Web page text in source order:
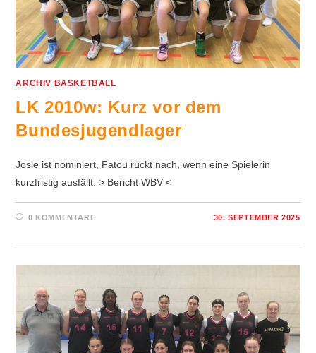
ARCHIV BASKETBALL
LK 2010w: Kurz vor dem
Bundesjugendlager
Josie ist nominiert, Fatou rückt nach, wenn eine Spielerin
kurzfristig ausfällt. > Bericht WBV <
0 KOMMENTARE 30. SEPTEMBER 2025